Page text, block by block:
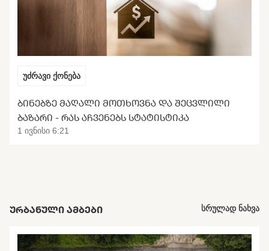
უძრავი ქონება
ᲑᲘᲜᲔᲑᲖᲔ ᲛᲐᲦᲐᲚᲘ ᲛᲝᲗᲮᲝᲕᲜᲐ ᲓᲐ ᲨᲔᲪᲕᲚᲘᲚᲘ
ᲑᲐᲖᲐᲠᲘ - ᲠᲐᲡ ᲐᲩᲕᲔᲜᲔᲑᲡ ᲡᲢᲐᲢᲘᲡᲢᲘᲙᲐ
1 ივნისი 6:21
ᲣᲠᲑᲐᲜᲣᲚᲘ ᲐᲛᲑᲔᲑᲘ სრულად ნახვა